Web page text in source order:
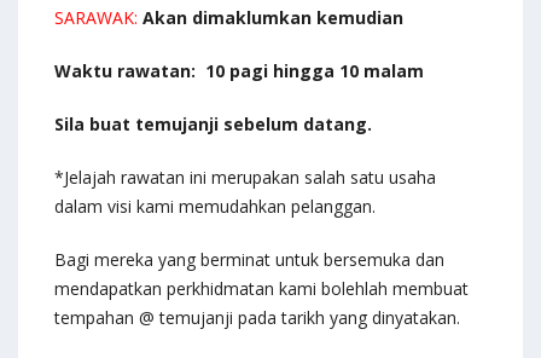
SARAWAK: Akan dimaklumkan kemudian
Waktu rawatan: 10 pagi hingga 10 malam
Sila buat temujanji sebelum datang.
*Jelajah rawatan ini merupakan salah satu usaha
dalam visi kami memudahkan pelanggan.
Bagi mereka yang berminat untuk bersemuka dan
mendapatkan perkhidmatan kami bolehlah membuat
tempahan @ temujanji pada tarikh yang dinyatakan.